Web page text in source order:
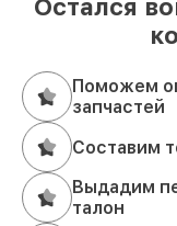
Остался
Поможем
запчастей
Составим
Выдадим
талон